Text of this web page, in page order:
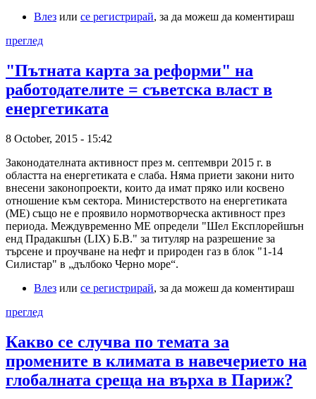
Влез или се регистрирай, за да можеш да коментираш
преглед
"Пътната карта за реформи" на
работодателите = съветска власт в
енергетиката
8 October, 2015 - 15:42
Законодателната активност през м. септември 2015 г. в
областта на енергетиката е слаба. Няма приети закони нито
внесени законопроекти, които да имат пряко или косвено
отношение към сектора. Министерството на енергетиката
(МЕ) също не е проявило нормотворческа активност през
периода. Междувременно МЕ определи "Шел Експлорейшън
енд Прадакшън (LIX) Б.В." за титуляр на разрешение за
търсене и проучване на нефт и природен газ в блок "1-14
Силистар" в „дълбоко Черно море“.
Влез или се регистрирай, за да можеш да коментираш
преглед
Какво се случва по темата за
промените в климата в навечерието на
глобалната среща на върха в Париж?